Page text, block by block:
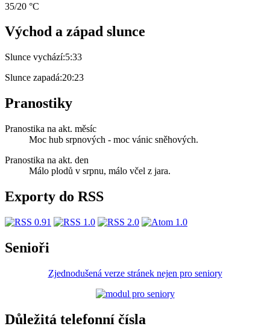
35/20 °C
Východ a západ slunce
Slunce vychází:5:33
Slunce zapadá:20:23
Pranostiky
Pranostika na akt. měsíc
Moc hub srpnových - moc vánic sněhových.
Pranostika na akt. den
Málo plodů v srpnu, málo včel z jara.
Exporty do RSS
Senioři
Zjednodušená verze stránek nejen pro seniory
Důležitá telefonní čísla